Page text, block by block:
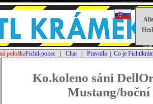
položkaFichtl-pokec Chat| Pravidla Co je
Ko.koleno sáni
Mustang/boční